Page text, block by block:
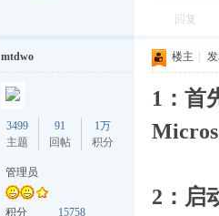
回复
mtdwo
3499
主题
91
回帖
1万
积分
管理员
积分 15758
楼主
1：首
2：启